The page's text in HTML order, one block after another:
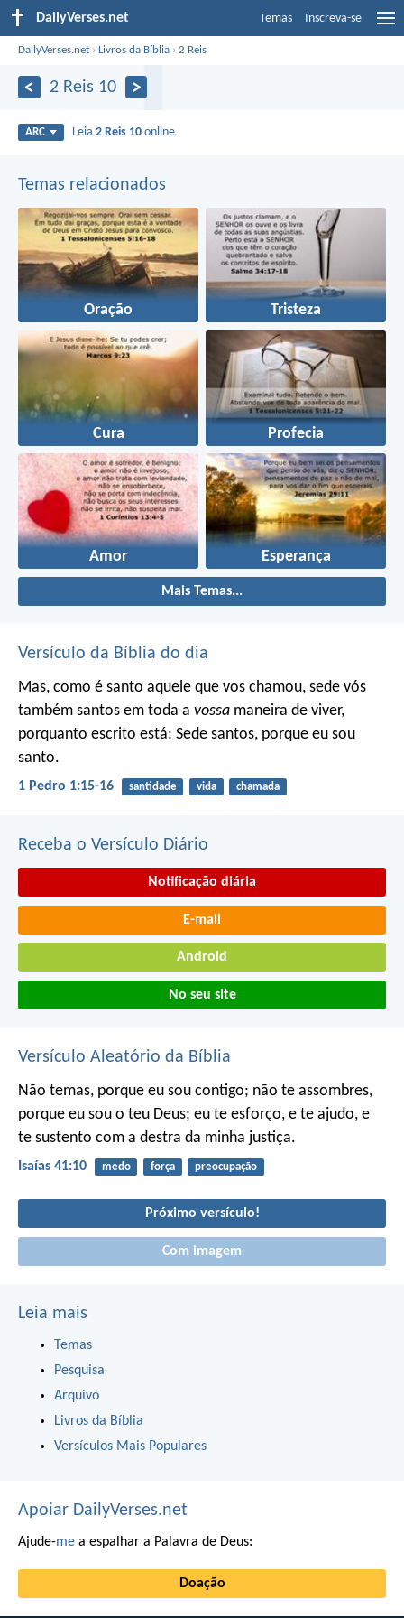
DailyVerses.net Temas Inscreva-se
DailyVerses.net ›Livros da Bíblia ›2 Reis
2 Reis 10
ARC Leia2 Reis 10 online
Temas relacionados
Oração Tristeza
Cura Profecia
Amor Esperança
Mais Temas...
Versículo da Bíblia do dia
Mas, como é santo aquele que vos chamou, sede vós
também santos em toda a vossa maneira de viver,
porquanto escrito está: Sede santos, porque eu sou
santo.
1 Pedro 1:15-16 santidade vida chamada
Receba o Versículo Diário
Notificação diária
E-mail
Android
No seu site
Versículo Aleatório da Bíblia
Não temas, porque eu sou contigo; não te assombres,
porque eu sou o teu Deus; eu te esforço, e te ajudo, e
te sustento com a destra da minha justiça.
Isaías 41:10 medo força preocupação
Próximo versículo!
Com imagem
Leia mais
Temas
Pesquisa
Arquivo
Livros da Bíblia
Versículos Mais Populares
Apoiar DailyVerses.net
Ajude-me a espalhar a Palavra de Deus:
Doação